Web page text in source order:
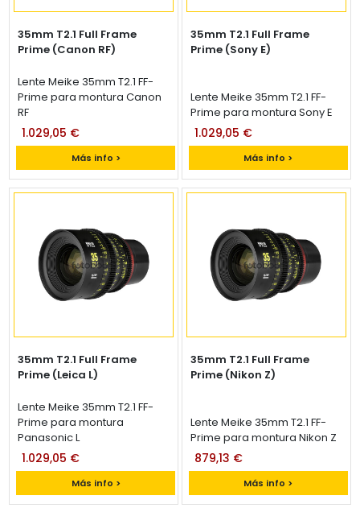
35mm T2.1 Full Frame
Prime (Canon RF)
Lente Meike 35mm T2.1 FF-
Prime para montura Canon
RF
Más info >
1.029,05 €
35mm T2.1 Full Frame
Prime (Sony E)
Lente Meike 35mm T2.1 FF-
Prime para montura Sony E
Más info >
1.029,05 €
35mm T2.1 Full Frame
Prime (Leica L)
Lente Meike 35mm T2.1 FF-
Prime para montura
Panasonic L
Más info >
1.029,05 €
35mm T2.1 Full Frame
Prime (Nikon Z)
Lente Meike 35mm T2.1 FF-
Prime para montura Nikon Z
Más info >
879,13 €